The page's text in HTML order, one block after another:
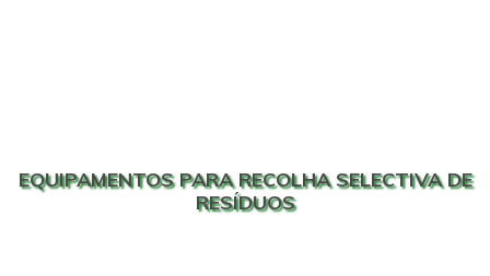
EQUIPAMENTOS PARA RECOLHA SELECTIVA DE
RESÍDUOS